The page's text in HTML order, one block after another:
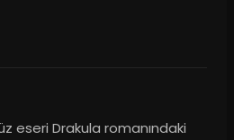
eseri Drakula romanındaki